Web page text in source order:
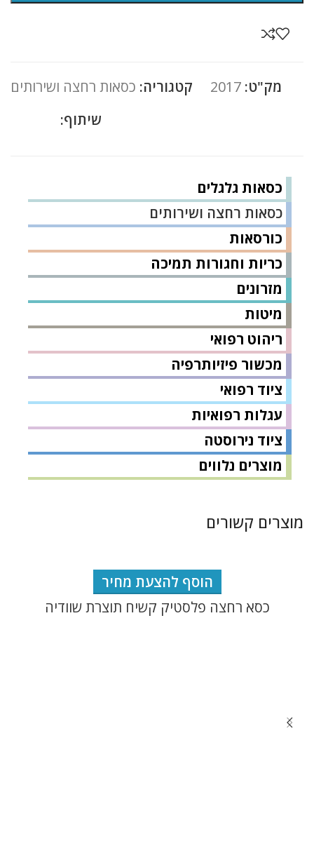
כסאות גלגלים
כסאות רחצה ושירותים
כורסאות
כריות וחגורות תמיכה
מזרונים
מיטות
ריהוט רפואי
מכשור פיזיותרפיה
ציוד רפואי
עגלות רפואיות
ציוד נירוסטה
מוצרים נלווים
מק"ט: 2017 קטגוריה: כסאות רחצה ושירותים
שיתוף:
מוצרים קשורים
הוסף להצעת מחיר
כסא רחצה פלסטיק קשיח תוצרת שוודיה